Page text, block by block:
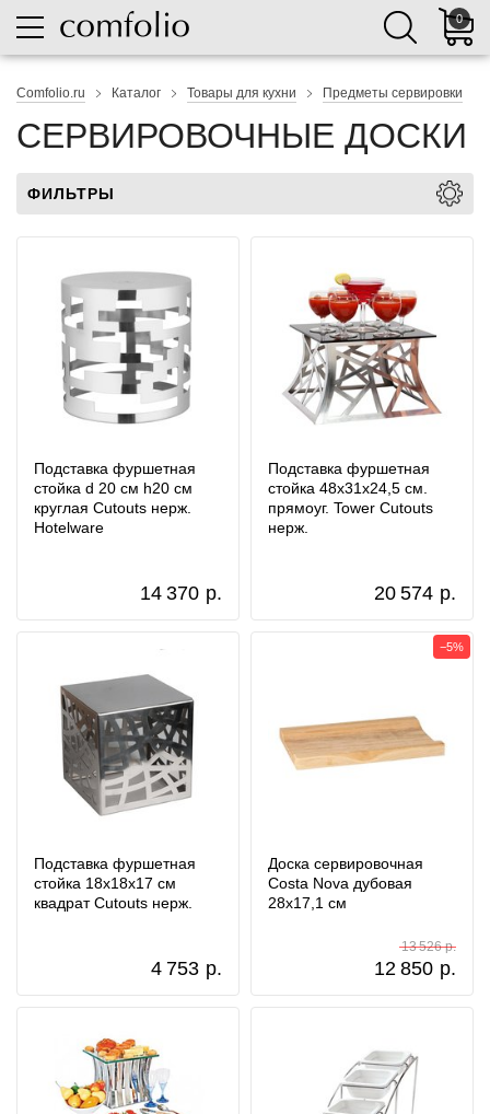
0
Comfolio.ru Каталог Товары для кухни Предметы сервировки
СЕРВИРОВОЧНЫЕ ДОСКИ
ФИЛЬТРЫ
Подставка фуршетная
стойка d 20 см h20 см
круглая Cutouts нерж.
Hotelware
14 370 р.
Подставка фуршетная
стойка 48x31x24,5 см.
прямоуг. Tower Cutouts
нерж.
20 574 р.
Подставка фуршетная
стойка 18x18x17 см
квадрат Cutouts нерж.
4 753 р.
Доска сервировочная
Costa Nova дубовая
28x17,1 см
12 850 р.
13 526 р.
−5%